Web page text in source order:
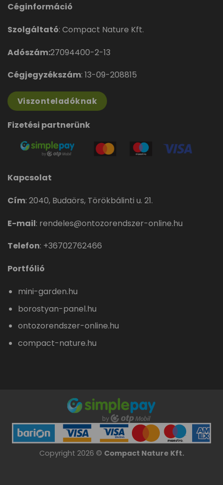
Céginformáció
Szolgáltató: Compact Nature Kft.
Adószám:27094400-2-13
Cégjegyzékszám: 13-09-208815
Viszonteladóknak
Fizetési partnerünk
Kapcsolat
Cím: 2040, Budaörs, Törökbálinti u. 21.
E-mail: rendeles@ontozorendszer-online.hu
Telefon: +36702762466
Portfólió
mini-garden.hu
borostyan-panel.hu
ontozorendszer-online.hu
compact-nature.hu
Copyright 2026 © Compact Nature Kft.